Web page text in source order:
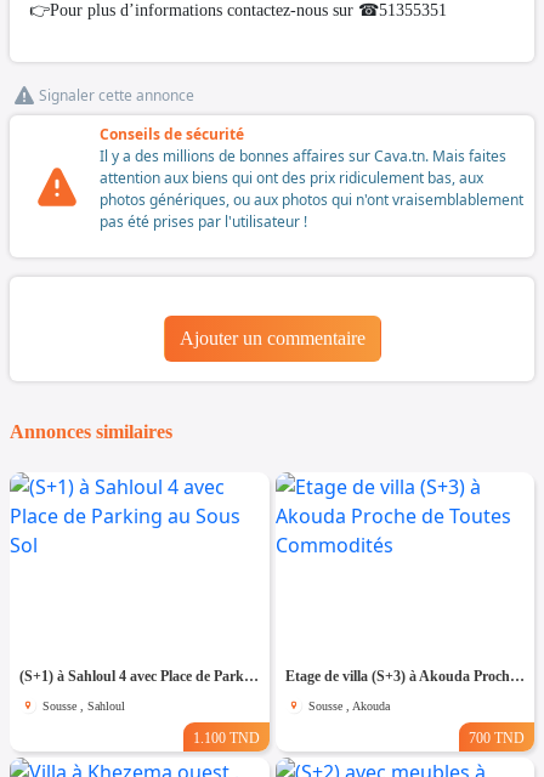
👉Pour plus d’informations contactez-nous sur ☎51355351
Signaler cette annonce
Conseils de sécurité
Il y a des millions de bonnes affaires sur Cava.tn. Mais faites
attention aux biens qui ont des prix ridiculement bas, aux
photos génériques, ou aux photos qui n'ont vraisemblablement
pas été prises par l'utilisateur !
Ajouter un commentaire
Annonces similaires
(S+1) à Sahloul 4 avec Place de Parking au Sous Sol
Sousse , Sahloul
1.100 TND
Etage de villa (S+3) à Akouda Proche de Toutes Commodités
Sousse , Akouda
700 TND